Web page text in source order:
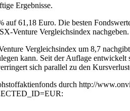
Ergebnisse.
61,18 Euro. Die besten
Venture Vergleichsindex nachgeben.
Vergleichsindex um 8,7
kann. Seit der Auflage
sich parallel zu den
durch http://